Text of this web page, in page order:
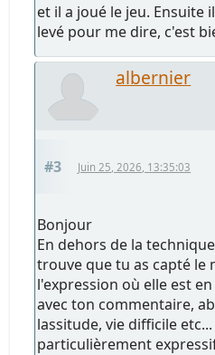
et il a joué le jeu. Ensuite
levé pour me dire, c'est
albernier
#3 Juin 25, 2026, 13:35:03
Bonjour
En dehors de la
trouve que tu as capté le
l'expression où elle est
avec ton commentaire,
lassitude, vie difficile
particulièrement